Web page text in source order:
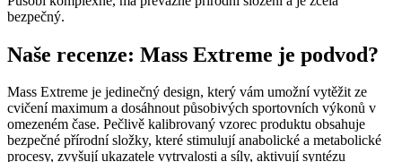
bezpečný.
Naše recenze: Mass Extreme je podvod?
Mass Extreme je jedinečný design, který vám umožní vytěžit ze
cvičení maximum a dosáhnout působivých sportovních výkonů v
omezeném čase. Pečlivě kalibrovaný vzorec produktu obsahuje
bezpečné přírodní složky, které stimulují anabolické a metabolické
procesy, zvyšují ukazatele vytrvalosti a síly, aktivují syntézu